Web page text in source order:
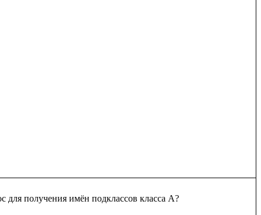
для получения имён подклассов класса А?